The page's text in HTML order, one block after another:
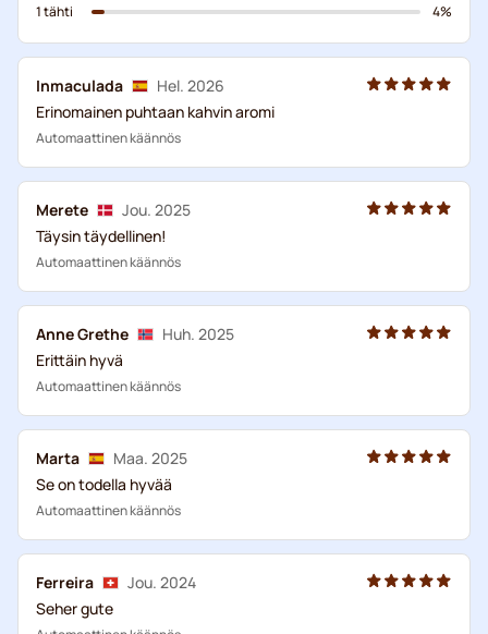
1 tähti
4%
Inmaculada
Hel. 2026
Erinomainen puhtaan kahvin aromi
Automaattinen käännös
Merete
Jou. 2025
Täysin täydellinen!
Automaattinen käännös
Anne Grethe
Huh. 2025
Erittäin hyvä
Automaattinen käännös
Marta
Maa. 2025
Se on todella hyvää
Automaattinen käännös
Ferreira
Jou. 2024
Seher gute